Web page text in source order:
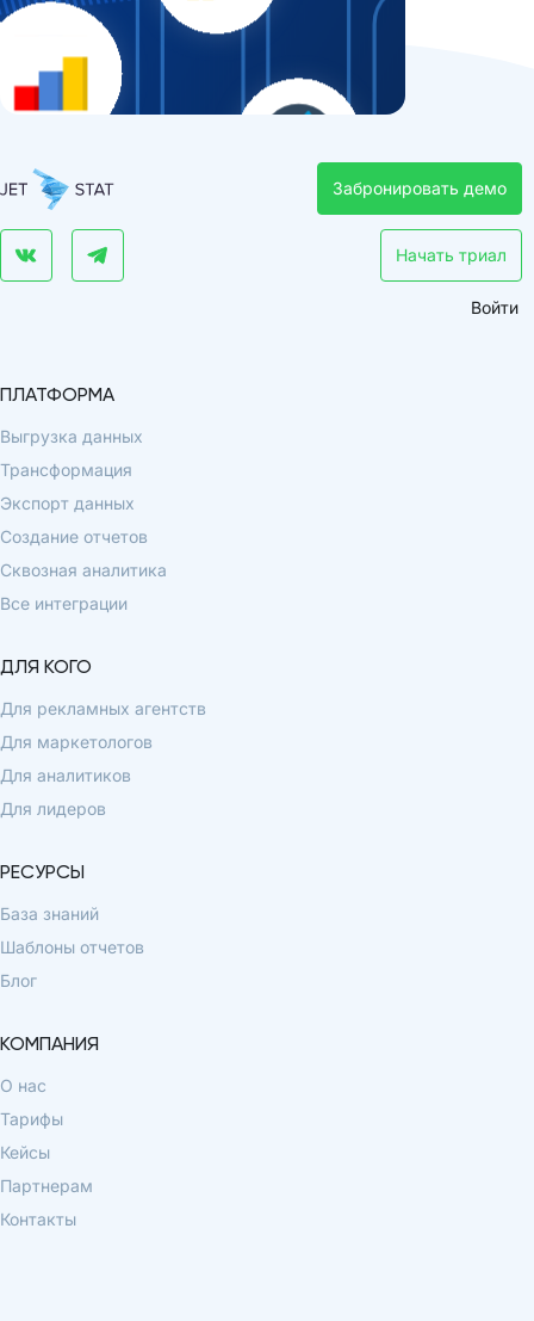
Забронировать демо
Начать триал
Войти
ПЛАТФОРМА
Выгрузка данных
Трансформация
Экспорт данных
Создание отчетов
Сквозная аналитика
Все интеграции
ДЛЯ КОГО
Для рекламных агентств
Для маркетологов
Для аналитиков
Для лидеров
РЕСУРСЫ
База знаний
Шаблоны отчетов
Блог
КОМПАНИЯ
О нас
Тарифы
Кейсы
Партнерам
Контакты